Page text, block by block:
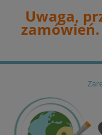
Uwaga,
zamówień.